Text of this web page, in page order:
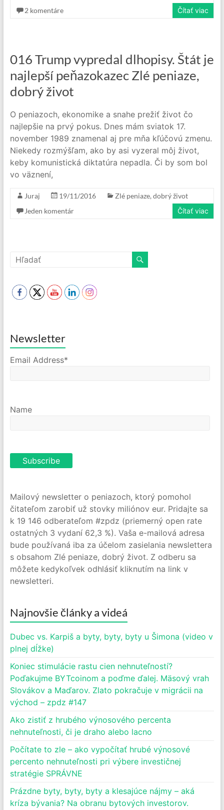
2 komentáre
Čítať viac
016 Trump vypredal dlhopisy. Štát je
najlepší peňazokazec Zlé peniaze,
dobrý život
O peniazoch, ekonomike a snahe prežiť život čo
najlepšie na prvý pokus. Dnes mám sviatok 17.
november 1989 znamenal aj pre mňa kľúčovú zmenu.
Niekedy rozmýšľam, ako by asi vyzeral môj život,
keby komunistická diktatúra nepadla. Či by som bol
vo väznení,
Juraj 19/11/2016
Zlé peniaze, dobrý život
Jeden komentár
Čítať viac
Newsletter
Email Address*
Name
Mailový newsletter o peniazoch, ktorý pomohol
čitateľom zarobiť už stovky miliónov eur. Pridajte sa
k 19 146 odberateľom #zpdz (priemerný open rate
ostatných 3 vydaní 62,3 %). Vaša e-mailová adresa
bude používaná iba za účelom zasielania newslettera
s obsahom Zlé peniaze, dobrý život. Z odberu sa
môžete kedykoľvek odhlásiť kliknutím na link v
newsletteri.
Najnovšie články a videá
Dubec vs. Karpiš a byty, byty, byty u Šimona (video v
plnej dĺžke)
Koniec stimulácie rastu cien nehnuteľností?
Poďakujme BYTcoinom a poďme ďalej. Mäsový vrah
Slovákov a Maďarov. Zlato pokračuje v migrácii na
východ – zpdz #147
Ako zistiť z hrubého výnosového percenta
nehnuteľnosti, či je draho alebo lacno
Počítate to zle – ako vypočítať hrubé výnosové
percento nehnuteľnosti pri výbere investičnej
stratégie SPRÁVNE
Prázdne byty, byty, byty a klesajúce nájmy – aká
kríza bývania? Na obranu bytových investorov.